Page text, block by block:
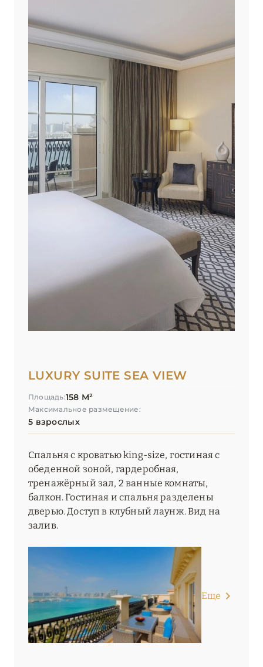
LUXURY SUITE SEA VIEW
Площадь:158 М²
Максимальное размещение:
5 взрослых
Спальня с кроватью king-size, гостиная с
обеденной зоной, гардеробная,
тренажёрный зал, 2 ванные комнаты,
балкон. Гостиная и спальня разделены
дверью. Доступ в клубный лаунж. Вид на
залив.
Еще